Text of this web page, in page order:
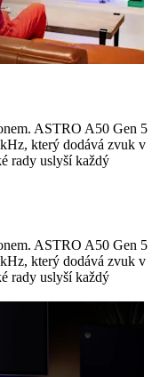
ASTRO A50 Gen 5
který dodává zvuk v
rady uslyší každý
ASTRO A50 Gen 5
který dodává zvuk v
rady uslyší každý